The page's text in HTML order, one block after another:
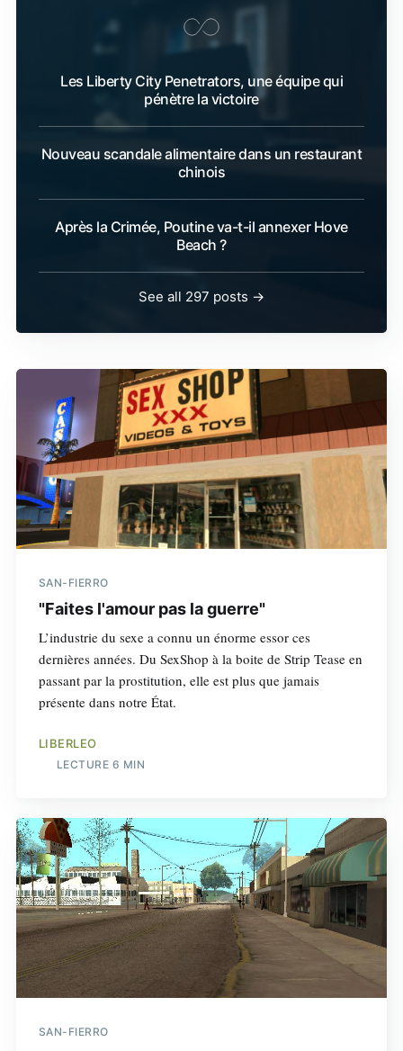
Les Liberty City Penetrators, une équipe qui
pénètre la victoire
Nouveau scandale alimentaire dans un restaurant
chinois
Après la Crimée, Poutine va-t-il annexer Hove
Beach ?
See all 297 posts →
SAN-FIERRO
"Faites l'amour pas la guerre"
L’industrie du sexe a connu un énorme essor ces
dernières années. Du SexShop à la boite de Strip Tease en
passant par la prostitution, elle est plus que jamais
présente dans notre État.
LIBERLEO
LECTURE 6 MIN
SAN-FIERRO